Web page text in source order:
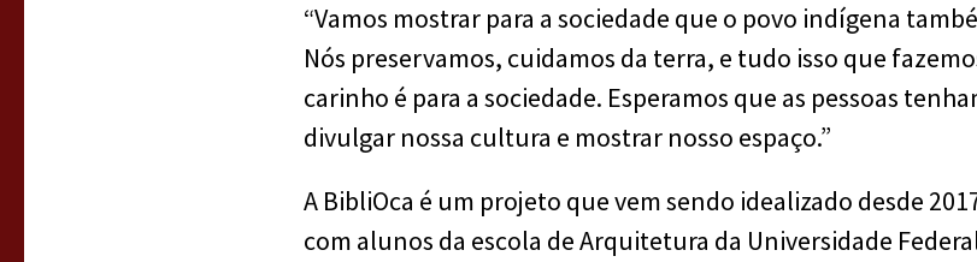
“Vamos mostrar para a sociedade que o povo indígena
Nós preservamos, cuidamos da terra, e tudo isso que
carinho é para a sociedade. Esperamos que as pessoas
divulgar nossa cultura e mostrar nosso espaço.”
A BibliOca é um projeto que vem sendo idealizado desde
com alunos da escola de Arquitetura da Universidade